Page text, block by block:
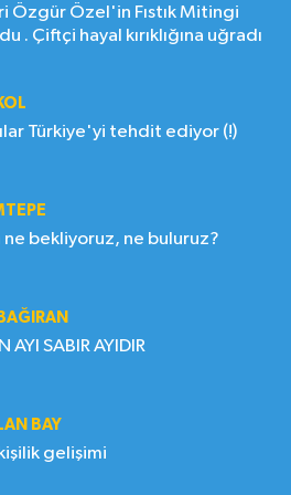
Özgür Özel'in Fıstık Mitingi
. Çiftçi hayal kırıklığına uğradı
Türkiye'yi tehdit ediyor (!)
bekliyoruz, ne buluruz?
AYI SABIR AYIDIR
BAY
gelişimi